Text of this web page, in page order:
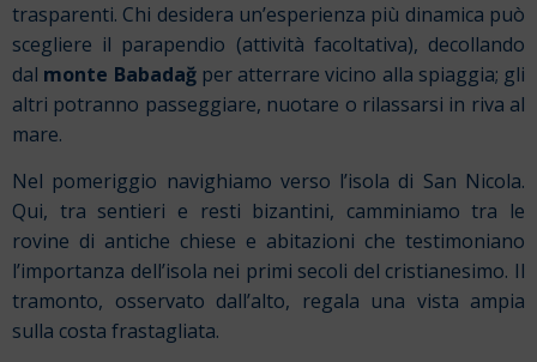
trasparenti. Chi desidera un’esperienza più dinamica può
scegliere il parapendio (attività facoltativa), decollando
dal monte Babadağper atterrare vicino alla spiaggia; gli
altri potranno passeggiare, nuotare o rilassarsi in riva al
mare.
Nel pomeriggio navighiamo verso l’isola di San Nicola.
Qui, tra sentieri e resti bizantini, camminiamo tra le
rovine di antiche chiese e abitazioni che testimoniano
l’importanza dell’isola nei primi secoli del cristianesimo. Il
tramonto, osservato dall’alto, regala una vista ampia
sulla costa frastagliata.